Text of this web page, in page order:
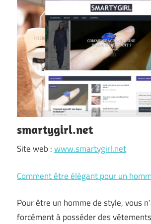
smartygirl.net
Site web :www.smartygirl.net
Comment être élégant pour un
Pour être un homme de style, vous
forcément à posséder des